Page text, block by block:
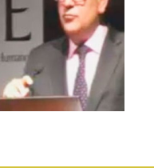
del Evento –
John Ruggie